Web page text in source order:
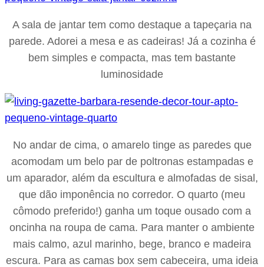
A sala de jantar tem como destaque a tapeçaria na
parede. Adorei a mesa e as cadeiras! Já a cozinha é
bem simples e compacta, mas tem bastante
luminosidade
No andar de cima, o amarelo tinge as paredes que
acomodam um belo par de poltronas estampadas e
um aparador, além da escultura e almofadas de sisal,
que dão imponência no corredor. O quarto (meu
cômodo preferido!) ganha um toque ousado com a
oncinha na roupa de cama. Para manter o ambiente
mais calmo, azul marinho, bege, branco e madeira
escura. Para as camas box sem cabeceira, uma ideia